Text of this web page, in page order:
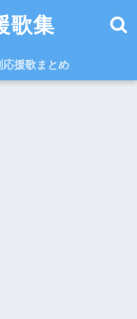
歌集
応援歌まとめ